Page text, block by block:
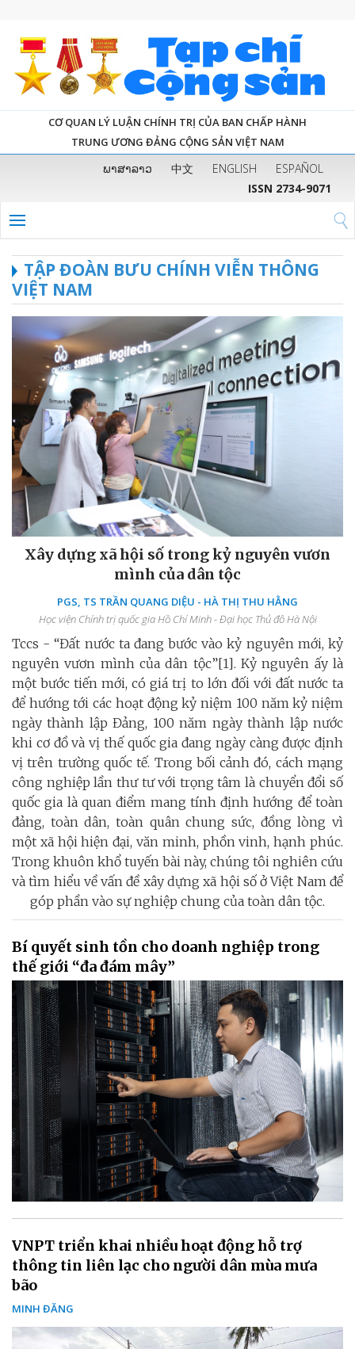
CƠ QUAN LÝ LUẬN CHÍNH TRỊ CỦA BAN CHẤP HÀNH
TRUNG ƯƠNG ĐẢNG CỘNG SẢN VIỆT NAM
ພາສາລາວ 中文 ENGLISH
ESPAÑOL
ISSN 2734-9071
TẬP ĐOÀN BƯU CHÍNH VIỄN THÔNG
VIỆT NAM
Xây dựng xã hội số trong kỷ nguyên vươn
mình của dân tộc
PGS, TS TRẦN QUANG DIỆU - HÀ THỊ THU HẰNG
Học viện Chính trị quốc gia Hồ Chí Minh - Đại học Thủ đô Hà Nội
Tccs - “Đất nước ta đang bước vào kỷ nguyên mới, kỷ
nguyên vươn mình của dân tộc”[1]. Kỷ nguyên ấy là
một bước tiến mới, có giá trị to lớn đối với đất nước ta
để hướng tới các hoạt động kỷ niệm 100 năm kỷ niệm
ngày thành lập Đảng, 100 năm ngày thành lập nước
khi cơ đồ và vị thế quốc gia đang ngày càng được định
vị trên trường quốc tế. Trong bối cảnh đó, cách mạng
công nghiệp lần thư tư với trọng tâm là chuyển đổi số
quốc gia là quan điểm mang tính định hướng để toàn
đảng, toàn dân, toàn quân chung sức, đồng lòng vì
một xã hội hiện đại, văn minh, phồn vinh, hạnh phúc.
Trong khuôn khổ tuyến bài này, chúng tôi nghiên cứu
và tìm hiểu về vấn đề xây dựng xã hội số ở Việt Nam để
góp phần vào sự nghiệp chung của toàn dân tộc.
Bí quyết sinh tồn cho doanh nghiệp trong
thế giới “đa đám mây”
VNPT triển khai nhiều hoạt động hỗ trợ
thông tin liên lạc cho người dân mùa mưa
bão
MINH ĐĂNG